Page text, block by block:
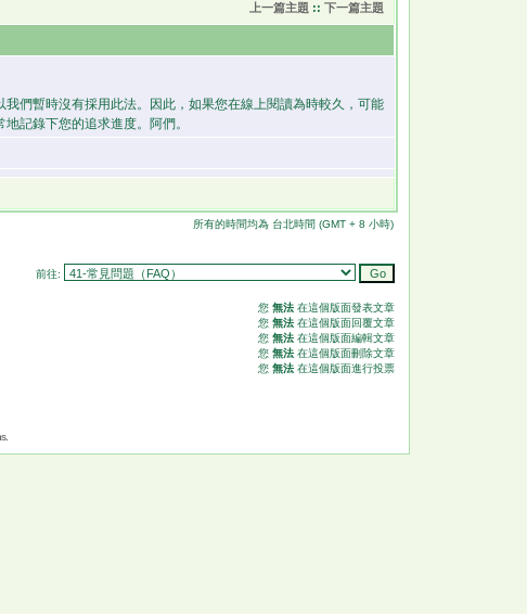
上一篇主題 :: 下一篇主題
們暫時沒有採用此法。因此，如果您在線上閱讀為時較久，可能
記錄下您的追求進度。阿們。
所有的時間均為 台北時間 (GMT + 8 小時)
前往:
您 無法 在這個版面發表文章
您 無法 在這個版面回覆文章
您 無法 在這個版面編輯文章
您 無法 在這個版面刪除文章
您 無法 在這個版面進行投票